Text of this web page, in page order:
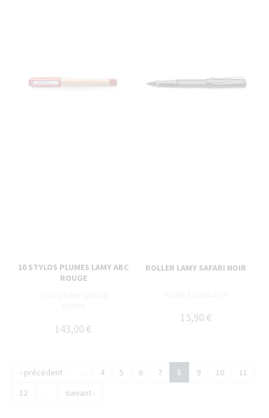
10 STYLOS PLUMES LAMY ABC
ROUGE
143,00 €
ROLLER LAMY SAFARI NOIR
15,90 €
‹ précédent 4 5 6 7 8 9 10
11
12
suivant ›